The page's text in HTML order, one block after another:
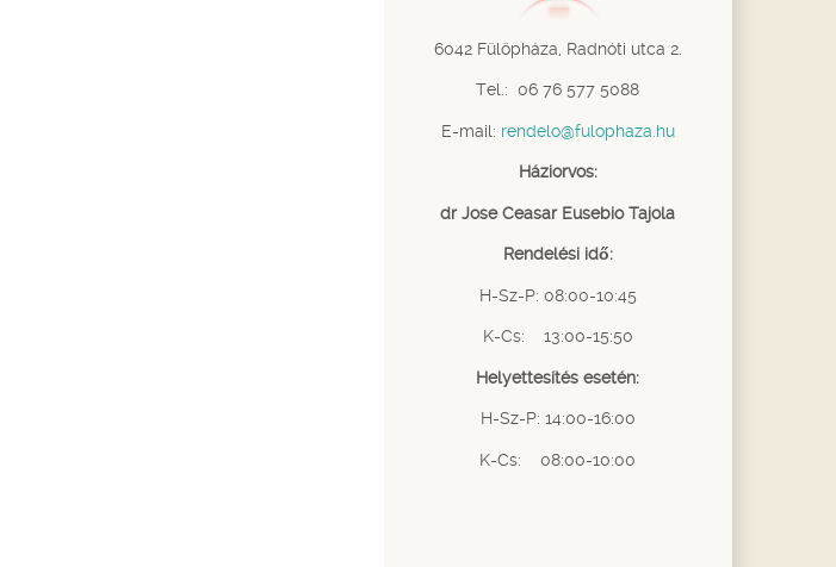
6042 Fülöpháza, Radnóti utca 2.
Tel.: 06 76 577 5088
E-mail: rendelo@fulophaza.hu
Háziorvos:
dr Jose Ceasar Eusebio Tajola
Rendelési idő:
H-Sz-P: 08:00-10:45
K-Cs: 13:00-15:50
Helyettesítés esetén:
H-Sz-P: 14:00-16:00
K-Cs: 08:00-10:00